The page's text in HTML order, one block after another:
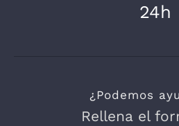
24h
¿Podemos
Rellena el